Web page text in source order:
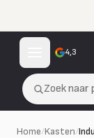
4,3
Zoek naar
Home/Kasten/